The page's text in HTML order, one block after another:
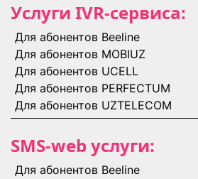
Услуги IVR-сервиса:
Для абонентов Beeline
Для абонентов MOBIUZ
Для абонентов UCELL
Для абонентов PERFECTUM
Для абонентов UZTELECOM
SMS-web услуги:
Для абонентов Beeline